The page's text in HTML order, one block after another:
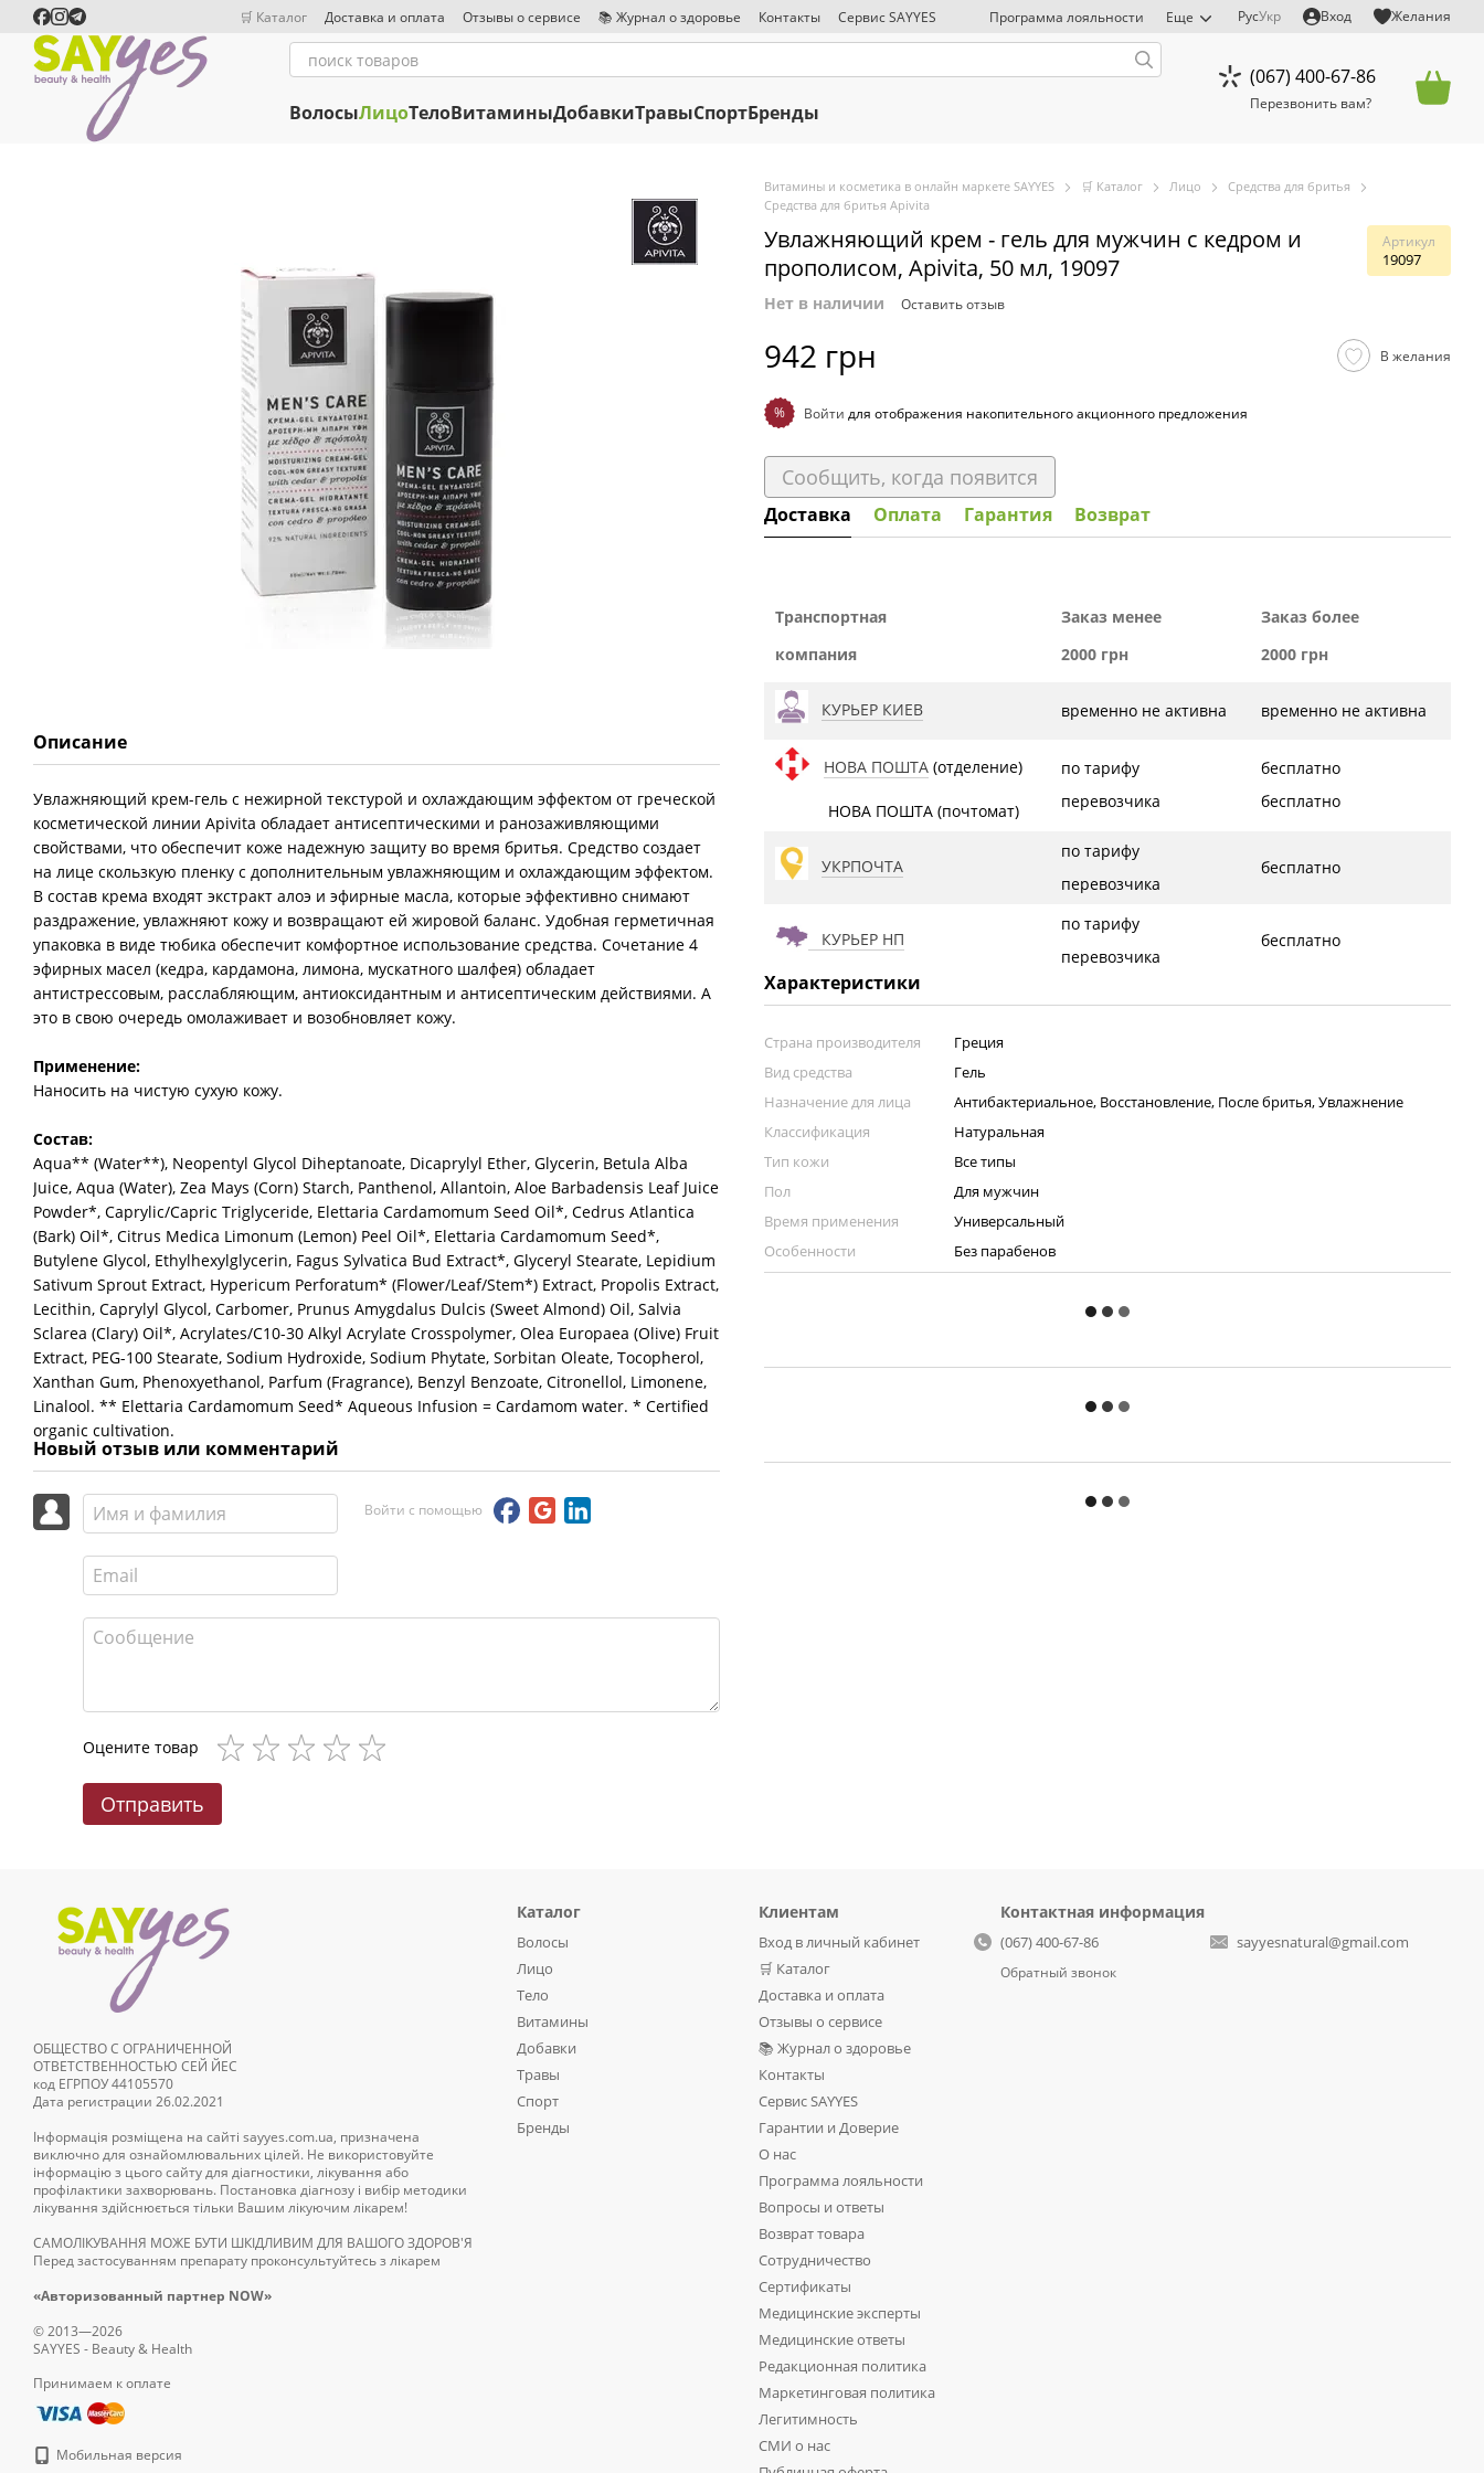
Перейти к основному контенту🛒 Каталог Доставка и оплата Отзывы о сервисе 📚 Журнал о здоровье Контакты Сервис SAYYES Программа лояльности Еще РусУкр Вход Желания
ВолосыЛицоТелоВитаминыДобавкиТравыСпортБренды
(067) 400-67-86
Перезвонить вам?
Описание
Увлажняющий крем-гель с нежирной текстурой и охлаждающим эффектом от греческой
косметической линии Apivita обладает антисептическими и ранозаживляющими
свойствами, что обеспечит коже надежную защиту во время бритья. Средство создает
на лице скользкую пленку с дополнительным увлажняющим и охлаждающим эффектом.
В состав крема входят экстракт алоэ и эфирные масла, которые эффективно снимают
раздражение, увлажняют кожу и возвращают ей жировой баланс. Удобная герметичная
упаковка в виде тюбика обеспечит комфортное использование средства. Сочетание 4
эфирных масел (кедра, кардамона, лимона, мускатного шалфея) обладает
антистрессовым, расслабляющим, антиоксидантным и антисептическим действиями. А
это в свою очередь омолаживает и возобновляет кожу.
Применение:
Наносить на чистую сухую кожу.
Состав:
Aqua** (Water**), Neopentyl Glycol Diheptanoate, Dicaprylyl Ether, Glycerin, Betula Alba
Juice, Aqua (Water), Zea Mays (Corn) Starch, Panthenol, Allantoin, Aloe Barbadensis Leaf Juice
Powder*, Caprylic/Capric Triglyceride, Elettaria Cardamomum Seed Oil*, Cedrus Atlantica
(Bark) Oil*, Citrus Medica Limonum (Lemon) Peel Oil*, Elettaria Cardamomum Seed*,
Butylene Glycol, Ethylhexylglycerin, Fagus Sylvatica Bud Extract*, Glyceryl Stearate, Lepidium
Sativum Sprout Extract, Hypericum Perforatum* (Flower/Leaf/Stem*) Extract, Propolis Extract,
Lecithin, Caprylyl Glycol, Carbomer, Prunus Amygdalus Dulcis (Sweet Almond) Oil, Salvia
Sclarea (Clary) Oil*, Acrylates/C10-30 Alkyl Acrylate Crosspolymer, Olea Europaea (Olive) Fruit
Extract, PEG-100 Stearate, Sodium Hydroxide, Sodium Phytate, Sorbitan Oleate, Tocopherol,
Xanthan Gum, Phenoxyethanol, Parfum (Fragrance), Benzyl Benzoate, Citronellol, Limonene,
Linalool. ** Elettaria Cardamomum Seed* Aqueous Infusion = Cardamom water. * Certified
organic cultivation.
Новый отзыв или комментарий
Войти с помощью
Оцените товар
Отправить
Витамины и косметика в онлайн маркете SAYYES 🛒 Каталог Лицо
Средства для бритья
Средства для бритья Apivita
Увлажняющий крем - гель для мужчин с кедром и
прополисом, Apivita, 50 мл, 19097
Артикул
19097
Нет в наличии Оставить отзыв
942 грн В желания
% Войти для отображения накопительного акционного предложения
Сообщить, когда появится
Доставка Оплата Гарантия Возврат
Транспортная
компания
Заказ менее
2000 грн
Заказ более
2000 грн
КУРЬЕР КИЕВ временно не активна временно не активна
НОВА ПОШТА (отделение)
НОВА ПОШТА (почтомат)
по тарифу
перевозчика
бесплатно
бесплатно
УКРПОЧТА
по тарифу
перевозчика
бесплатно
КУРЬЕР НП
по тарифу
перевозчика
бесплатно
Характеристики
Страна производителя
Греция
Вид средства
Гель
Назначение для лица
Антибактериальное, Восстановление, После бритья, Увлажнение
Классификация
Натуральная
Тип кожи
Все типы
Пол
Для мужчин
Время применения
Универсальный
Особенности
Без парабенов
ОБЩЕСТВО С ОГРАНИЧЕННОЙ
ОТВЕТСТВЕННОСТЬЮ СЕЙ ЙЕС
код ЕГРПОУ 44105570
Дата регистрации 26.02.2021
Інформація розміщена на сайті sayyes.com.ua, призначена
виключно для ознайомлювальних цілей. Не використовуйте
інформацію з цього сайту для діагностики, лікування або
профілактики захворювань. Постановка діагнозу і вибір методики
лікування здійснюється тільки Вашим лікуючим лікарем!
САМОЛІКУВАННЯ МОЖЕ БУТИ ШКІДЛИВИМ ДЛЯ ВАШОГО ЗДОРОВ'Я
Перед застосуванням препарату проконсультуйтесь з лікарем
«Авторизованный партнер NOW»
© 2013—2026
SAYYES - Beauty & Health
Принимаем к оплате
Мобильная версия
Каталог
Волосы
Лицо
Тело
Витамины
Добавки
Травы
Спорт
Бренды
Клиентам
Вход в личный кабинет
🛒 Каталог
Доставка и оплата
Отзывы о сервисе
📚 Журнал о здоровье
Контакты
Сервис SAYYES
Гарантии и Доверие
О нас
Программа лояльности
Вопросы и ответы
Возврат товара
Сотрудничество
Сертификаты
Медицинские эксперты
Медицинские ответы
Редакционная политика
Маркетинговая политика
Легитимность
СМИ о нас
Контактная информация
(067) 400-67-86
Обратный звонок
sayyesnatural@gmail.com